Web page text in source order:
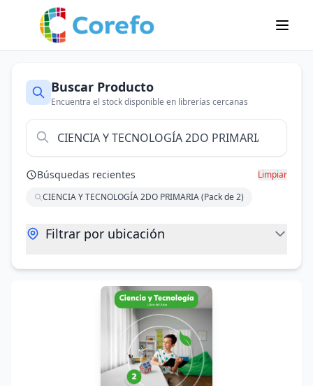
Buscar Producto
Encuentra el stock disponible en librerías cercanas
Búsquedas recientes
Limpiar
CIENCIA Y TECNOLOGÍA 2DO PRIMARIA (Pack de 2)
Filtrar por ubicación